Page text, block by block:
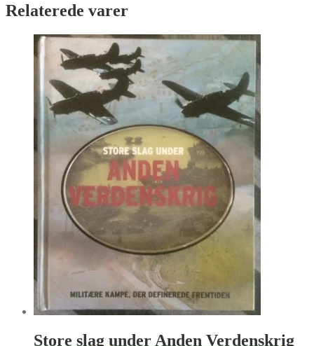
Relaterede varer
Store slag under Anden Verdenskrig